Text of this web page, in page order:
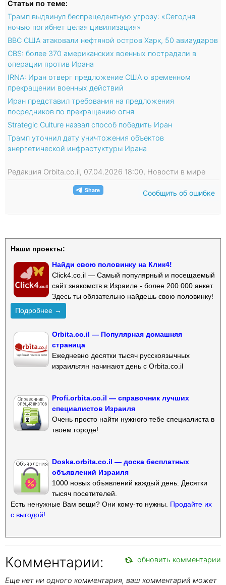
Статьи по теме:
Трамп выдвинул беспрецедентную угрозу: «Сегодня
ночью погибнет целая цивилизация»
ВВС США атаковали нефтяной остров Харк, 50 авиаударов
CBS: более 370 американских военных пострадали в
операции против Ирана
IRNA: Иран отверг предложение США о временном
прекращении военных действий
Иран представил требования на предложения
посредников по прекращению огня
Strategic Culture назвал cпособ победить Иран
Трамп уточнил дату уничтожения объектов
энергетической инфрастуктуры Ирана
Редакция Orbita.co.il, 07.04.2026 18:00, Новости в мире
Сообщить об ошибке
Наши проекты:
Найди свою половинку на Клик4!
Click4.co.il — Самый популярный и посещаемый
сайт знакомств в Израиле - более 200 000 анкет.
Здесь ты обязательно найдешь свою половинку!
Подробнее →
Orbita.co.il — Популярная домашняя
страница
Ежедневно десятки тысяч русскоязычных
израильтян начинают день с Orbita.co.il
Profi.orbita.co.il — справочник лучших
специалистов Израиля
Очень просто найти нужного тебе специалиста в
твоем городе!
Doska.orbita.co.il — доска бесплатных
объявлений Израиля
1000 новых объявлений каждый день. Десятки
тысяч посетителей.
Есть ненужные Вам вещи? Они кому-то нужны. Продайте их
с выгодой!
Комментарии: обновить комментарии
Еще нет ни одного комментария, ваш комментарий может